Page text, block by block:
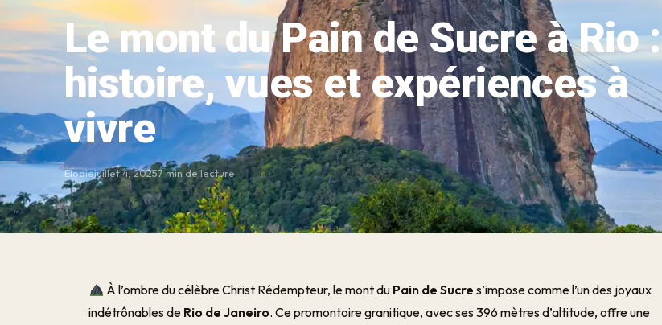
Le mont du Pain de Sucre à Rio :
histoire, vues et expériences à
vivre
Elodiejuillet 4, 20257 min de lecture
À l’ombre du célèbre Christ Rédempteur, le mont du Pain de Sucre s’impose comme l’un des joyaux
indétrônables de Rio de Janeiro. Ce promontoire granitique, avec ses 396 mètres d’altitude, offre une